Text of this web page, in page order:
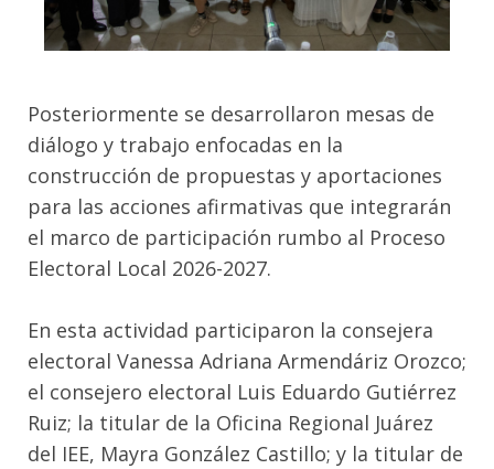
Posteriormente se desarrollaron mesas de
diálogo y trabajo enfocadas en la
construcción de propuestas y aportaciones
para las acciones afirmativas que integrarán
el marco de participación rumbo al Proceso
Electoral Local 2026-2027.
En esta actividad participaron la consejera
electoral Vanessa Adriana Armendáriz Orozco;
el consejero electoral Luis Eduardo Gutiérrez
Ruiz; la titular de la Oficina Regional Juárez
del IEE, Mayra González Castillo; y la titular de